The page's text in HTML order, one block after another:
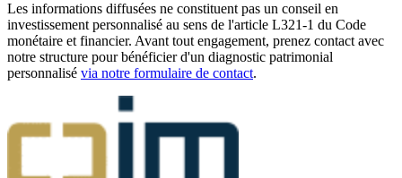
Les informations diffusées ne constituent pas un conseil en
investissement personnalisé au sens de l'article L321-1 du Code
monétaire et financier. Avant tout engagement, prenez contact avec
notre structure pour bénéficier d'un diagnostic patrimonial
personnalisé via notre formulaire de contact.